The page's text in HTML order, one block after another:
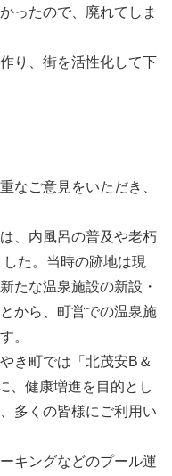
ったので、廃れてしま
り、街を活性化して下
なご意見をいただき、
、内風呂の普及や老朽
た。当時の跡地は現
たな温泉施設の新設・
から、町営での温泉施
。
き町では「北茂安B＆
、健康増進を目的とし
多くの皆様にご利用い
キングなどのプール運